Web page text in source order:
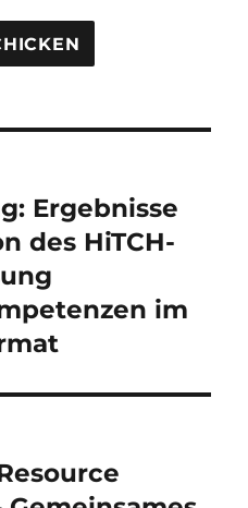
Ergebnisse
des HiTCH-
im